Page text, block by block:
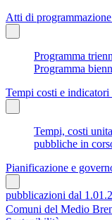
Atti di
Programma
Programma
Tempi costi e
Tempi, costi
pubbliche in
Pianificazione e
pubblicazioni dal
Comuni del Medio